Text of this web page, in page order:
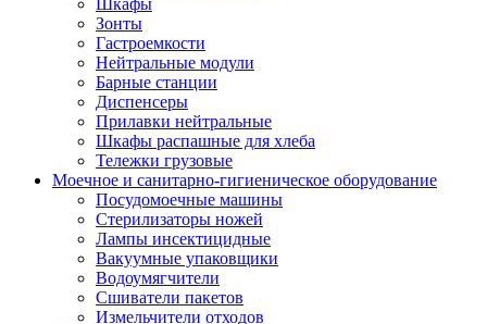
Шкафы
Зонты
Гастроемкости
Нейтральные модули
Барные станции
Диспенсеры
Прилавки нейтральные
Шкафы распашные для хлеба
Тележки грузовые
Моечное и санитарно-гигиеническое оборудование
Посудомоечные машины
Стерилизаторы ножей
Лампы инсектицидные
Вакуумные упаковщики
Водоумягчители
Сшиватели пакетов
Измельчители отходов